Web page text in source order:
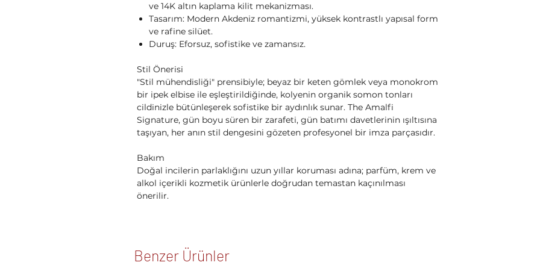
ve 14K altın kaplama kilit mekanizması.
Tasarım: Modern Akdeniz romantizmi, yüksek kontrastlı yapısal form
ve rafine silüet.
Duruş: Eforsuz, sofistike ve zamansız.
Stil Önerisi
"Stil mühendisliği" prensibiyle; beyaz bir keten gömlek veya monokrom
bir ipek elbise ile eşleştirildiğinde, kolyenin organik somon tonları
cildinizle bütünleşerek sofistike bir aydınlık sunar. The Amalfi
Signature, gün boyu süren bir zarafeti, gün batımı davetlerinin ışıltısına
taşıyan, her anın stil dengesini gözeten profesyonel bir imza parçasıdır.
Bakım
Doğal incilerin parlaklığını uzun yıllar koruması adına; parfüm, krem ve
alkol içerikli kozmetik ürünlerle doğrudan temastan kaçınılması
önerilir.
Benzer Ürünler